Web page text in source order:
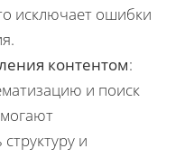
исключает ошибки
контентом:
и поиск
и